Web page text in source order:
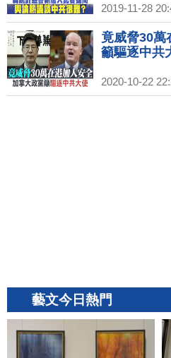
2019-11-28
竟威脅30萬
籲驅逐中共
2020-10-22
藝文今日熱門